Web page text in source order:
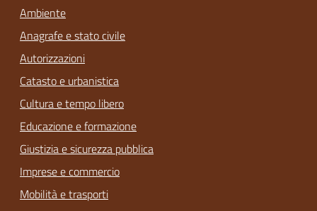
Ambiente
Anagrafe e stato civile
Autorizzazioni
Catasto e urbanistica
Cultura e tempo libero
Educazione e formazione
Giustizia e sicurezza pubblica
Imprese e commercio
Mobilità e trasporti